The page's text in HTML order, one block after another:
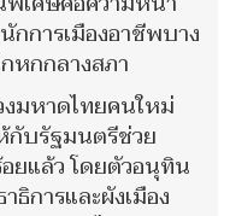
กการเมืองอาชีพบาง
หกกลางสภา
มหาดไทยคนใหม่
กับรัฐมนตรีช่วย
อยแล้ว โดยตัวอนุทิน
ธิการและผังเมือง